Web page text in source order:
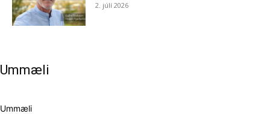
2. júlí 2026
Ummæli
Ummæli